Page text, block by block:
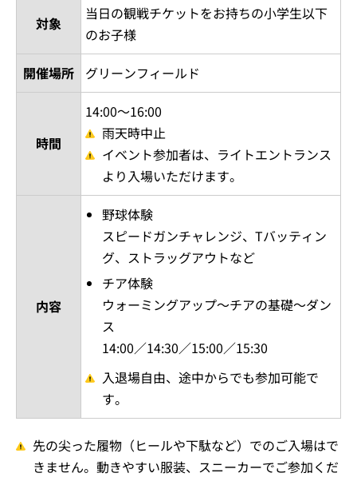
対象
当日の観戦チケットをお持ちの小学生以下
のお子様
開催場所
グリーンフィールド
時間
14:00～16:00
雨天時中止
イベント参加者は、ライトエントランス
より入場いただけます。
内容
野球体験
スピードガンチャレンジ、Tバッティン
グ、ストラッグアウトなど
チア体験
ウォーミングアップ～チアの基礎～ダン
ス
14:00／14:30／15:00／15:30
入退場自由、途中からでも参加可能で
す。
先の尖った履物（ヒールや下駄など）でのご入場はで
きません。動きやすい服装、スニーカーでご参加くだ